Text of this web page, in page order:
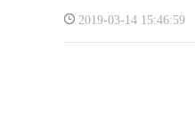
2019-03-14